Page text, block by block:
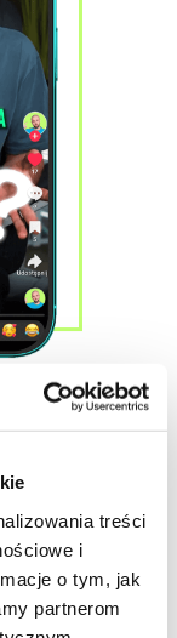
treści
i
o tym, jak
partnerom
życia?
już dziś!
się z nami